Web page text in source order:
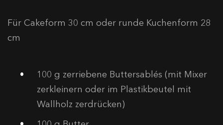
Für Cakeform 30 cm oder runde Kuchenform 28
cm
100 g zerriebene Buttersablés (mit Mixer
zerkleinern oder im Plastikbeutel mit
Wallholz zerdrücken)